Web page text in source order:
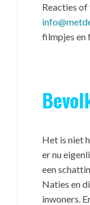
Reacties of
filmpjes en
Het is niet
er nu
een
Naties en
inwoners.